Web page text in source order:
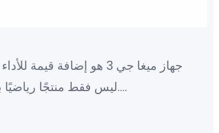
جهاز ميغا جي 3 هو إضافة
ليس فقط منتجًا رياضيًا بل هو أيضًا شريك مثالي لتحقيق أهدافك الرياضية….